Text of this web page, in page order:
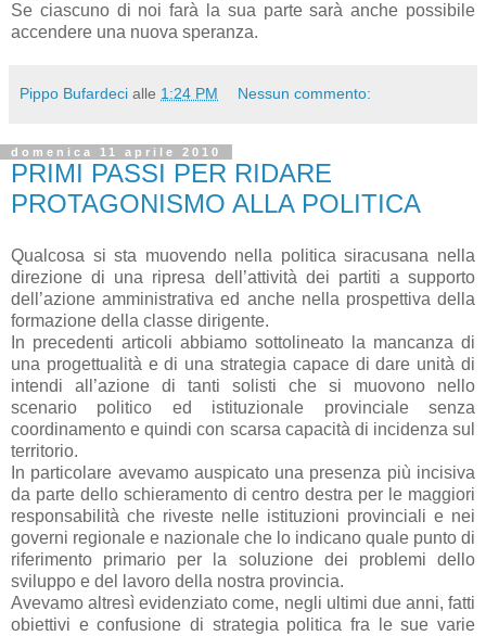
Se ciascuno di noi farà la sua parte sarà anche possibile
accendere una nuova speranza.
Pippo Bufardeci alle 1:24 PM Nessun commento:
domenica 11 aprile 2010
PRIMI PASSI PER RIDARE
PROTAGONISMO ALLA POLITICA
Qualcosa si sta muovendo nella politica siracusana nella
direzione di una ripresa dell’attività dei partiti a supporto
dell’azione amministrativa ed anche nella prospettiva della
formazione della classe dirigente.
In precedenti articoli abbiamo sottolineato la mancanza di
una progettualità e di una strategia capace di dare unità di
intendi all’azione di tanti solisti che si muovono nello
scenario politico ed istituzionale provinciale senza
coordinamento e quindi con scarsa capacità di incidenza sul
territorio.
In particolare avevamo auspicato una presenza più incisiva
da parte dello schieramento di centro destra per le maggiori
responsabilità che riveste nelle istituzioni provinciali e nei
governi regionale e nazionale che lo indicano quale punto di
riferimento primario per la soluzione dei problemi dello
sviluppo e del lavoro della nostra provincia.
Avevamo altresì evidenziato come, negli ultimi due anni, fatti
obiettivi e confusione di strategia politica fra le sue varie